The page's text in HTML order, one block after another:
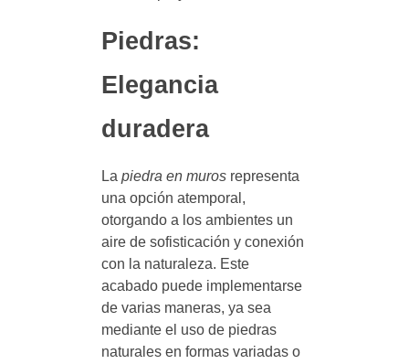
Piedras:
Elegancia
duradera
La piedra en murosrepresenta
una opción atemporal,
otorgando a los ambientes un
aire de sofisticación y conexión
con la naturaleza. Este
acabado puede implementarse
de varias maneras, ya sea
mediante el uso de piedras
naturales en formas variadas o